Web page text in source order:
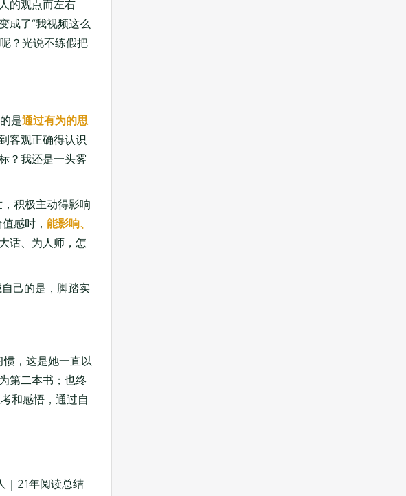
的观点而左右
成了“我视频这么
？光说不练假把
是通过有为的思
客观正确得认识
？我还是一头雾
积极主动得影响
感时， 能影响、
话、为人师，怎
己的是，脚踏实
，这是她一直以
第二本书；也终
和感悟，通过自
｜21年阅读总结